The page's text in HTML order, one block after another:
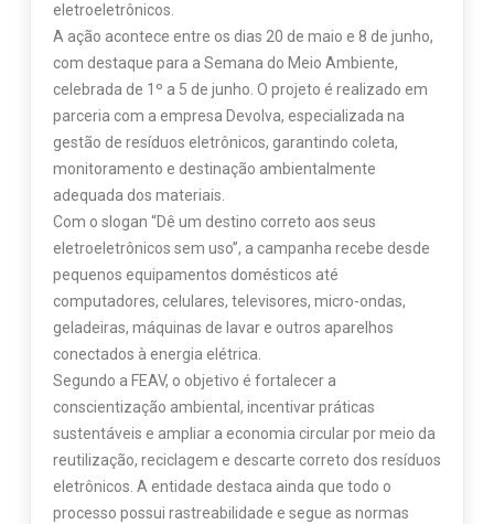
eletroeletrônicos.
A ação acontece entre os dias 20 de maio e 8 de junho,
com destaque para a Semana do Meio Ambiente,
celebrada de 1º a 5 de junho. O projeto é realizado em
parceria com a empresa Devolva, especializada na
gestão de resíduos eletrônicos, garantindo coleta,
monitoramento e destinação ambientalmente
adequada dos materiais.
Com o slogan “Dê um destino correto aos seus
eletroeletrônicos sem uso”, a campanha recebe desde
pequenos equipamentos domésticos até
computadores, celulares, televisores, micro-ondas,
geladeiras, máquinas de lavar e outros aparelhos
conectados à energia elétrica.
Segundo a FEAV, o objetivo é fortalecer a
conscientização ambiental, incentivar práticas
sustentáveis e ampliar a economia circular por meio da
reutilização, reciclagem e descarte correto dos resíduos
eletrônicos. A entidade destaca ainda que todo o
processo possui rastreabilidade e segue as normas